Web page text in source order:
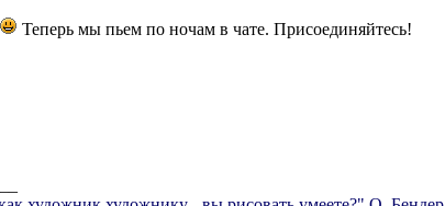
Теперь мы пьем по ночам в чате. Присоединяйтесь!